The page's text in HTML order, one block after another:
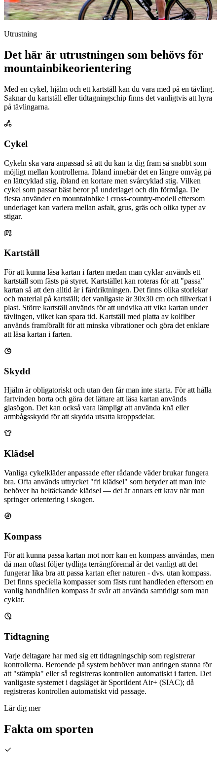
Utrustning
Det här är utrustningen som behövs för
mountainbikeorientering
Med en cykel, hjälm och ett kartställ kan du vara med på en tävling.
Saknar du kartställ eller tidtagningschip finns det vanligtvis att hyra
på tävlingarna.
Cykel
Cykeln ska vara anpassad så att du kan ta dig fram så snabbt som
möjligt mellan kontrollerna. Ibland innebär det en längre omväg på
en lättcyklad stig, ibland en kortare men svårcyklad stig. Vilken
cykel som passar bäst beror på underlaget och din förmåga. De
flesta använder en mountainbike i cross-country-modell eftersom
underlaget kan variera mellan asfalt, grus, gräs och olika typer av
stigar.
Kartställ
För att kunna läsa kartan i farten medan man cyklar används ett
kartställ som fästs på styret. Kartstället kan roteras för att "passa"
kartan så att den alltid är i färdriktningen. Det finns olika storlekar
och material på kartställ; det vanligaste är 30x30 cm och tillverkat i
plast. Större kartställ används för att undvika att vika kartan under
tävlingen, vilket kan spara tid. Kartställ med platta av kolfiber
används framförallt för att minska vibrationer och göra det enklare
att läsa kartan i farten.
Skydd
Hjälm är obligatoriskt och utan den får man inte starta. För att hålla
fartvinden borta och göra det lättare att läsa kartan används
glasögon. Det kan också vara lämpligt att använda knä eller
armbågsskydd för att skydda utsatta kroppsdelar.
Klädsel
Vanliga cykelkläder anpassade efter rådande väder brukar fungera
bra. Ofta används uttrycket "fri klädsel" som betyder att man inte
behöver ha heltäckande klädsel — det är annars ett krav när man
springer orientering i skogen.
Kompass
För att kunna passa kartan mot norr kan en kompass användas, men
då man oftast följer tydliga terrängföremål är det vanligt att det
fungerar lika bra att passa kartan efter naturen - dvs. utan kompass.
Det finns speciella kompasser som fästs runt handleden eftersom en
vanlig handhållen kompass är svår att använda samtidigt som man
cyklar.
Tidtagning
Varje deltagare har med sig ett tidtagningschip som registrerar
kontrollerna. Beroende på system behöver man antingen stanna för
att "stämpla" eller så registreras kontrollen automatiskt i farten. Det
vanligaste systemet i dagsläget är SportIdent Air+ (SIAC); då
registreras kontrollen automatiskt vid passage.
Lär dig mer
Fakta om sporten